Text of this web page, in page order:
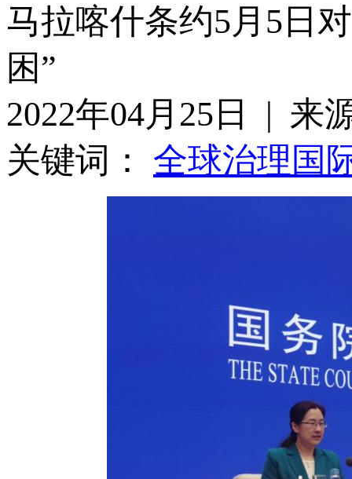
马拉喀什条约5月5日
困”
2022年04月25日 | 来
关键词： 全球治理 国